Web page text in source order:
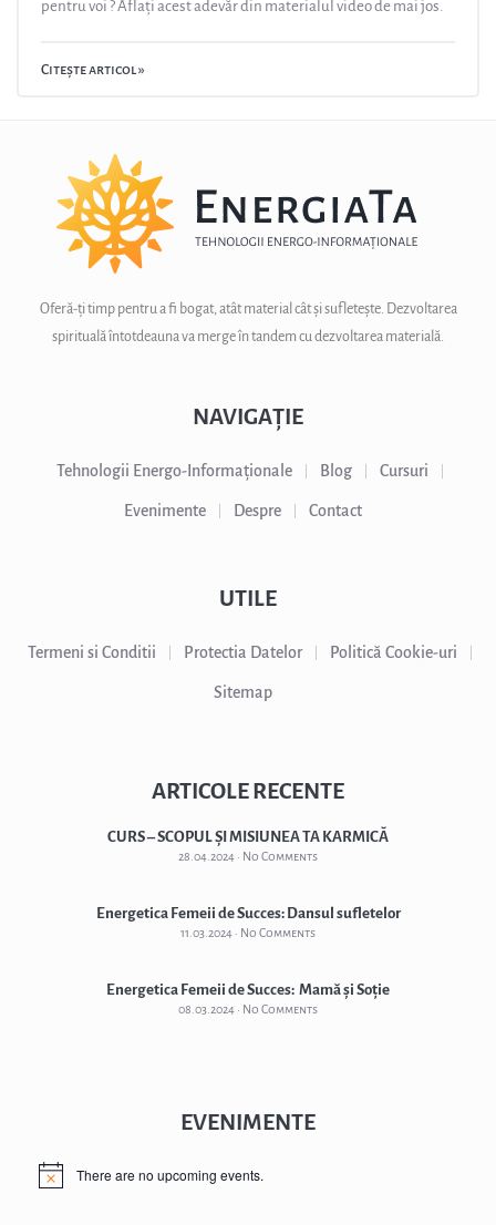
pentru voi ? Aflați acest adevăr din materialul video de mai jos.
Citește articol »
Oferă-ți timp pentru a fi bogat, atât material cât și sufletește. Dezvoltarea
spirituală întotdeauna va merge în tandem cu dezvoltarea materială.
NAVIGAȚIE
Tehnologii Energo-Informaționale Blog Cursuri
Evenimente Despre Contact
UTILE
Termeni si Conditii Protectia Datelor Politică Cookie-uri
Sitemap
EVENIMENTE
There are no upcoming events.
ARTICOLE RECENTE
CURS – SCOPUL ȘI MISIUNEA TA KARMICĂ
28.04.2024 No Comments
Energetica Femeii de Succes: Dansul sufletelor
11.03.2024 No Comments
Energetica Femeii de Succes: Mamă și Soție
08.03.2024 No Comments